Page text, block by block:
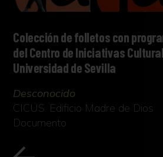
Colección de folletos con
del Centro de Iniciativas
Universidad de Sevilla
Desconocido
CICUS. Edificio Madre de Dios
Documento